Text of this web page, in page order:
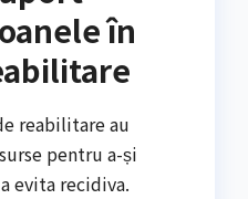
în
reabilitare au
pentru a-și
evita recidiva.